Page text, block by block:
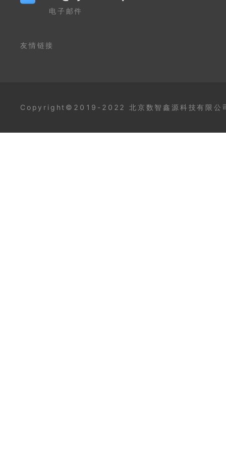
电子邮件
友情链接
Copyright©2019-2022 北京数智鑫源科技有限公